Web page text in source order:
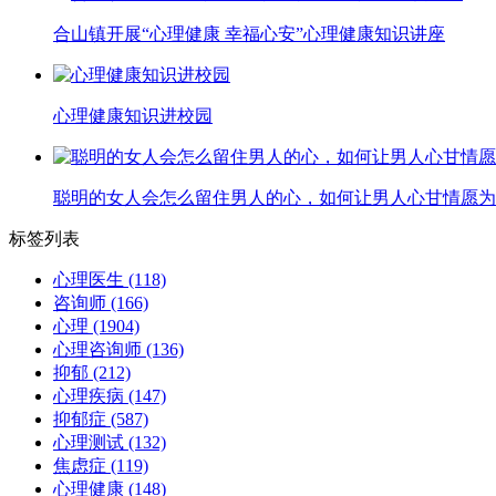
合山镇开展“心理健康 幸福心安”心理健康知识讲座
心理健康知识进校园
聪明的女人会怎么留住男人的心，如何让男人心甘情愿
标签列表
心理医生 (118)
咨询师 (166)
心理 (1904)
心理咨询师 (136)
抑郁 (212)
心理疾病 (147)
抑郁症 (587)
心理测试 (132)
焦虑症 (119)
心理健康 (148)